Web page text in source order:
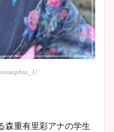
森重有里彩アナの学生